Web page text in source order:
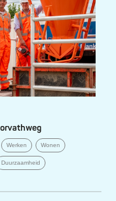
Werken Wonen
Duurzaamheid